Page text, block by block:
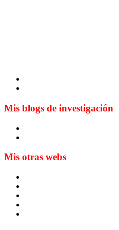
Mis blogs de investigación
Mis otras webs